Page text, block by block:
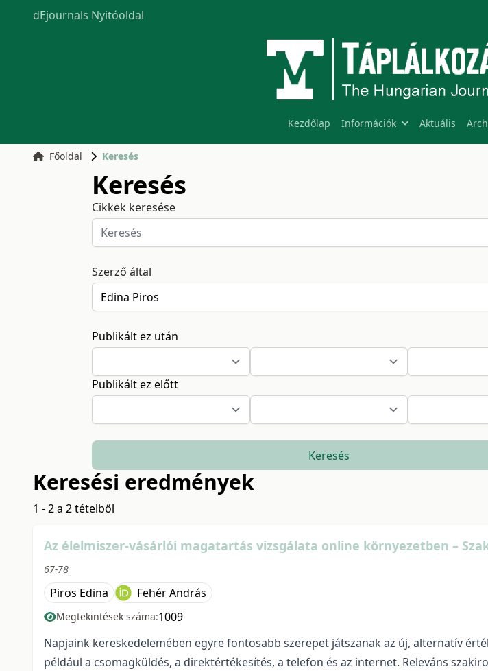
dEjournals Nyitóoldal
Kezdőlap Információk Aktuális
Főoldal Keresés
Keresés
Cikkek keresése
Szerző által
Publikált ez után
Publikált ez előtt
Keresés
Keresési eredmények
1 - 2 a 2 tételből
Az élelmiszer-vásárlói magatartás vizsgálata online környezetben –
67-78
Piros Edina Fehér András
Megtekintések száma:1009
Napjaink kereskedelemében egyre fontosabb szerepet játszanak az új, alternatív
például a csomagküldés, a direktértékesítés, a telefon és az internet. Releváns